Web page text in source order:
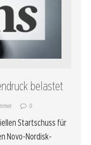
belastet
0
Startschuss für
Novo-Nordisk-